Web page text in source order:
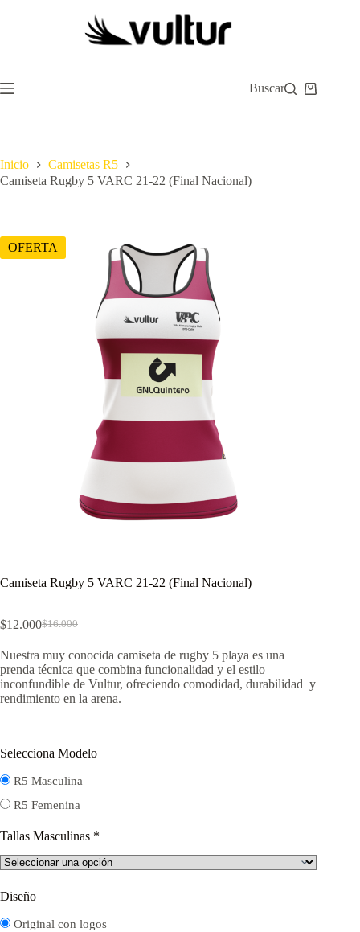
Buscar
Carro
Inicio
Camisetas R5
Camiseta Rugby 5 VARC 21-22 (Final Nacional)
OFERTA
Camiseta Rugby 5 VARC 21-22 (Final Nacional)
$16.000
El
original
era:
$16.000.
$12.000El
actual
es:
$12.000.
Nuestra muy conocida camiseta de rugby 5 playa es una
prenda técnica que combina funcionalidad y el estilo
inconfundible de Vultur, ofreciendo comodidad, durabilidad y
rendimiento en la arena.
Selecciona Modelo
R5 Masculina
R5 Femenina
Tallas Masculinas *
Diseño
Original con logos